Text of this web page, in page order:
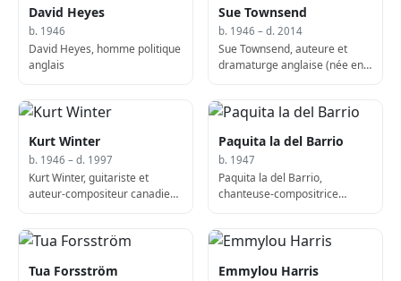
David Heyes
b. 1946
David Heyes, homme politique
anglais
Sue Townsend
b. 1946 – d. 2014
Sue Townsend, auteure et
dramaturge anglaise (née en
Kurt Winter
b. 1946 – d. 1997
Kurt Winter, guitariste et
auteur-compositeur canadien
Paquita la del Barrio
b. 1947
Paquita la del Barrio,
chanteuse-compositrice
Tua Forsström Emmylou Harris